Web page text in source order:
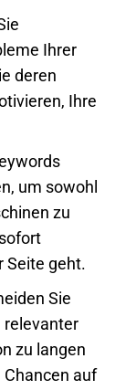
Ihrer
deren
Ihre
um sowohl
zu
Seite geht.
Sie
relevanter
zu langen
Chancen auf